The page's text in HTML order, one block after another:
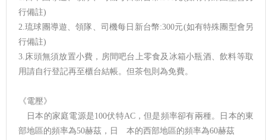
行備註)
2.琉球團導遊、領隊、司機每日新台幣:300元(如有特殊團型會另
行備註)
3.床頭無須放置小費，房間吧台上零食及冰箱小瓶酒、飲料等取
用請自行登記再至櫃台結帳。但茶包則為免費。
《電壓》
日本的家庭電源是100伏特AC，但是頻率卻有兩種。日本的東
部地區的頻率為50赫茲，日 本的西部地區的頻率為60赫茲